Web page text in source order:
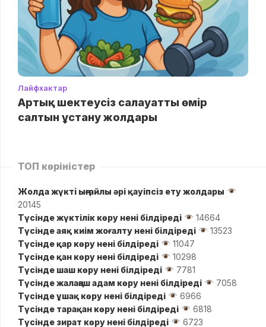
Лайфхактар
Артық шектеусіз салауатты өмір
салтын ұстану жолдары
ТОП көріністер
Жолда жүктi ыңғайлы әрі қауіпсіз ету жолдары
20145
Түсінде жүктілік көру нені білдіреді
14664
Түсінде аяқ киім жоғалту нені білдіреді
13523
Түсінде қар көру нені білдіреді
11047
Түсінде қан көру нені білдіреді
10298
Түсінде шаш көру нені білдіреді
7781
Түсінде жалаңаш адам көру нені білдіреді
7058
Түсінде ұшақ көру нені білдіреді
6966
Түсінде тарақан көру нені білдіреді
6818
Түсінде зират көру нені білдіреді
6723